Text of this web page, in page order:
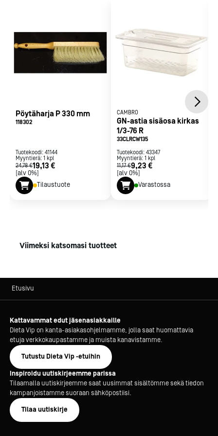
pysyy raikkaana
Pöytäharja P 330 mm
118302
Tuotekoodi: 41144
Myyntierä: 1 kpl
24,78 €19,13 €
[alv 0%]
Tilaustuote
CAMBRO
GN-astia sisäosa kirkas
1/3-76 R
33CLRCW135
Tuotekoodi: 43347
Myyntierä: 1 kpl
11,17 €9,23 €
[alv 0%]
Varastossa
Viimeksi katsomasi tuotteet
Etusivu
Kattavammat edut jäsenasiakkaille
Dieta Vip on kanta-asiakasohjelmamme, jolla saat huomattavia
etuja verkkokaupastamme ja muista kanavistamme.
Tutustu Dieta Vip -etuihin
Inspiroidu uutiskirjeemme parissa
Tilaamalla uutiskirjeemme saat uusimmat sisältömme sekä tiedon
kampanjoistamme suoraan sähköpostiisi.
Tilaa uutiskirje